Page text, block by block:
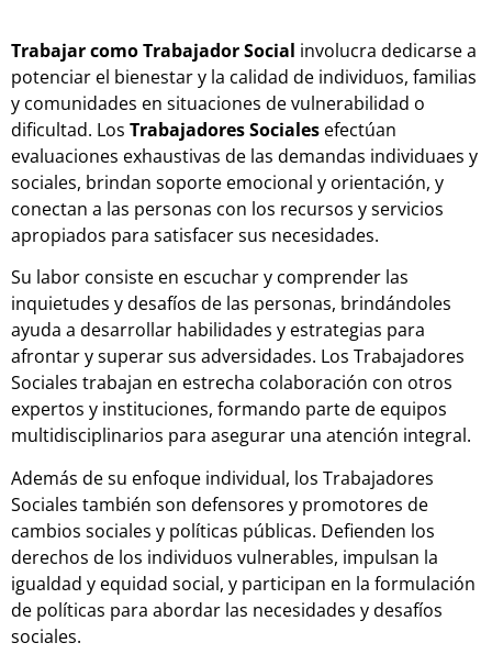
Trabajar como Trabajador Social involucra dedicarse a
potenciar el bienestar y la calidad de individuos, familias
y comunidades en situaciones de vulnerabilidad o
dificultad. Los Trabajadores Sociales efectúan
evaluaciones exhaustivas de las demandas individuaes y
sociales, brindan soporte emocional y orientación, y
conectan a las personas con los recursos y servicios
apropiados para satisfacer sus necesidades.
Su labor consiste en escuchar y comprender las
inquietudes y desafíos de las personas, brindándoles
ayuda a desarrollar habilidades y estrategias para
afrontar y superar sus adversidades. Los Trabajadores
Sociales trabajan en estrecha colaboración con otros
expertos y instituciones, formando parte de equipos
multidisciplinarios para asegurar una atención integral.
Además de su enfoque individual, los Trabajadores
Sociales también son defensores y promotores de
cambios sociales y políticas públicas. Defienden los
derechos de los individuos vulnerables, impulsan la
igualdad y equidad social, y participan en la formulación
de políticas para abordar las necesidades y desafíos
sociales.